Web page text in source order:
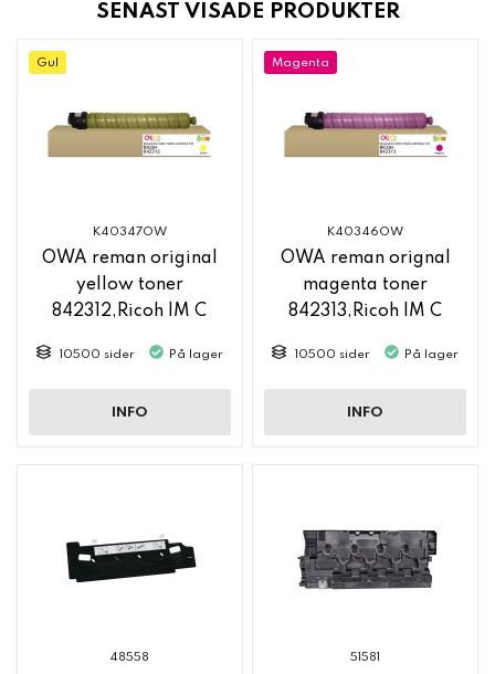
SENAST VISADE PRODUKTER
Gul
K40347OW
OWA reman original
yellow toner
842312,Ricoh IM C
10500 sider På lager
INFO
Magenta
K40346OW
OWA reman orignal
magenta toner
842313,Ricoh IM C
10500 sider På lager
INFO
48558 51581